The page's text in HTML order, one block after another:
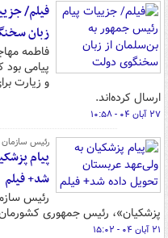
فیلم/
زبان
فاطمه
پیامی
و زیارت
ارسال کرده‌اند.
۲۷ آبان ۰۴ - ۱۰:۵۸
رئیس
پیام
شد+ فیلم
رئیس
پزشکیان»، رئیس جمهوری
۲۱ آبان ۰۴ - ۱۵:۰۲